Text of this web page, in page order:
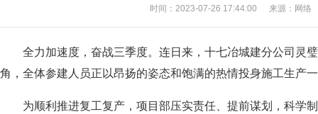
时间：2023-07-26 17:44:00 来源：网络
全力加速度，奋战三季度。连日来，十七冶城建分公司灵
角，全体参建人员正以昂扬的姿态和饱满的热情投身施工生产
为顺利推进复工复产，项目部压实责任、提前谋划，科学